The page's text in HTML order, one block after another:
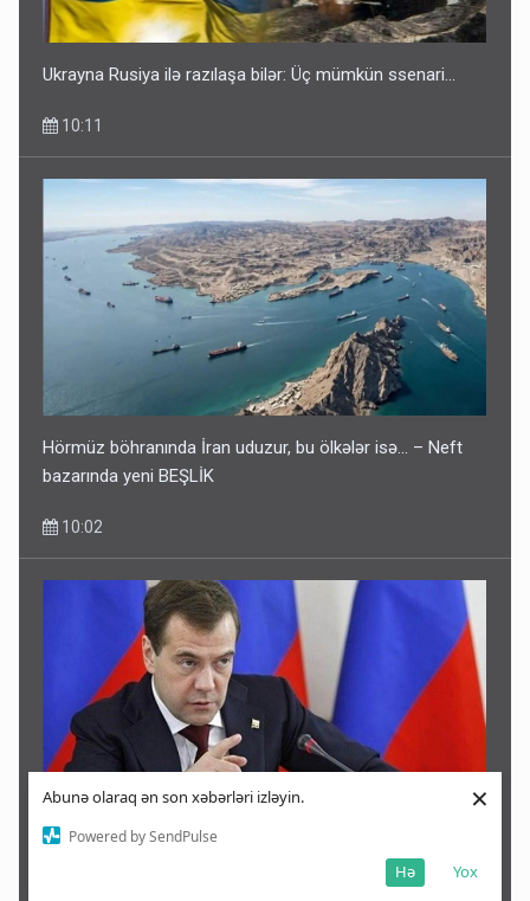
Abunə olaraq ən son xəbərləri izləyin.
Powered by SendPulse
Yox
Hə
×
Ukrayna Rusiya ilə razılaşa bilər: Üç mümkün ssenari...
10:11
Hörmüz böhranında İran uduzur, bu ölkələr isə... – Neft
bazarında yeni BEŞLİK
10:02
Medvedevdən Ermənistana HƏDƏ: “Gürcüstanın taleyini